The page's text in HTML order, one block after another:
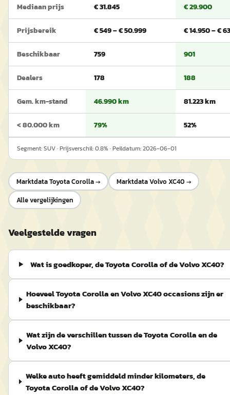
Mediaan prijs € 31.845 € 29.900
Prijsbereik € 549 – € 50.999 € 14.950 – €
Beschikbaar 759 901
Dealers 178 188
Gem. km-stand 46.990 km 81.223 km
< 80.000 km 79% 52%
Segment:SUV· Prijsverschil:0.8% · Peildatum:2026-06-01
MarktdataToyota Corolla→ MarktdataVolvo XC40 →
Alle vergelijkingen
Veelgestelde vragen
Wat is goedkoper, de Toyota Corolla of de Volvo XC40?
Hoeveel Toyota Corolla en Volvo XC40 occasions zijn er
beschikbaar?
Wat zijn de verschillen tussen de Toyota Corolla en de
Volvo XC40?
Welke auto heeft gemiddeld minder kilometers, de
Toyota Corolla of de Volvo XC40?